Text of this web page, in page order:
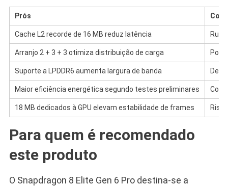
Prós
Cache L2 recorde de 16 MB reduz latência
Arranjo 2 + 3 + 3 otimiza distribuição de carga
Suporte a LPDDR6 aumenta largura de banda
Maior eficiência energética segundo testes preliminares
18 MB dedicados à GPU elevam estabilidade de frames
Para quem é recomendado
este produto
O Snapdragon 8 Elite Gen 6 Pro destina-se a